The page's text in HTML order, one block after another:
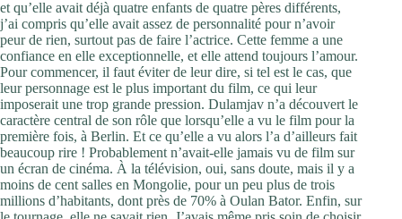
et qu’elle avait déjà quatre enfants de quatre pères différents,
j’ai compris qu’elle avait assez de personnalité pour n’avoir
peur de rien, surtout pas de faire l’actrice. Cette femme a une
confiance en elle exceptionnelle, et elle attend toujours l’amour.
Pour commencer, il faut éviter de leur dire, si tel est le cas, que
leur personnage est le plus important du film, ce qui leur
imposerait une trop grande pression. Dulamjav n’a découvert le
caractère central de son rôle que lorsqu’elle a vu le film pour la
première fois, à Berlin. Et ce qu’elle a vu alors l’a d’ailleurs fait
beaucoup rire ! Probablement n’avait-elle jamais vu de film sur
un écran de cinéma. À la télévision, oui, sans doute, mais il y a
moins de cent salles en Mongolie, pour un peu plus de trois
millions d’habitants, dont près de 70% à Oulan Bator. Enfin, sur